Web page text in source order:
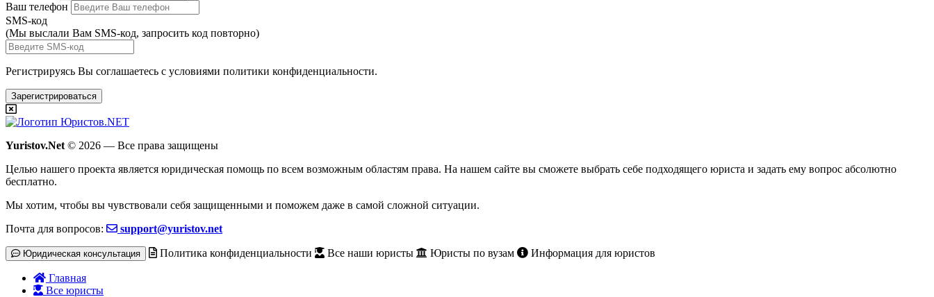
Ваш телефон
SMS-код
(Мы выслали Вам SMS-код, запросить код повторно)
Регистрируясь Вы соглашаетесь с условиями политики конфиденциальности.
Зарегистрироваться
Yuristov.Net © 2026 — Все права защищены
Целью нашего проекта является юридическая помощь по всем возможным областям права. На нашем сайте вы сможете выбрать себе подходящего юриста и задать ему вопрос абсолютно
бесплатно.
Мы хотим, чтобы вы чувствовали себя защищенными и поможем даже в самой сложной ситуации.
Почта для вопросов:
support@yuristov.net
Юридическая консультация Политика конфиденциальности Все наши юристы Юристы по вузам Информация для юристов
Главная
Все юристы